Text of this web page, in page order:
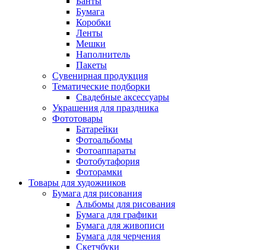
Бумага
Коробки
Ленты
Мешки
Наполнитель
Пакеты
Сувенирная продукция
Тематические подборки
Свадебные аксессуары
Украшения для праздника
Фототовары
Батарейки
Фотоальбомы
Фотоаппараты
Фотобутафория
Фоторамки
Товары для художников
Бумага для рисования
Альбомы для рисования
Бумага для графики
Бумага для живописи
Бумага для черчения
Скетчбуки